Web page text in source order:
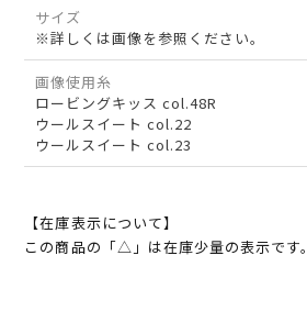
サイズ
※詳しくは画像を参照ください。
画像使用糸
ロービングキッス col.48R
ウールスイート col.22
ウールスイート col.23
【在庫表示について】
この商品の「△」は在庫少量の表示です。